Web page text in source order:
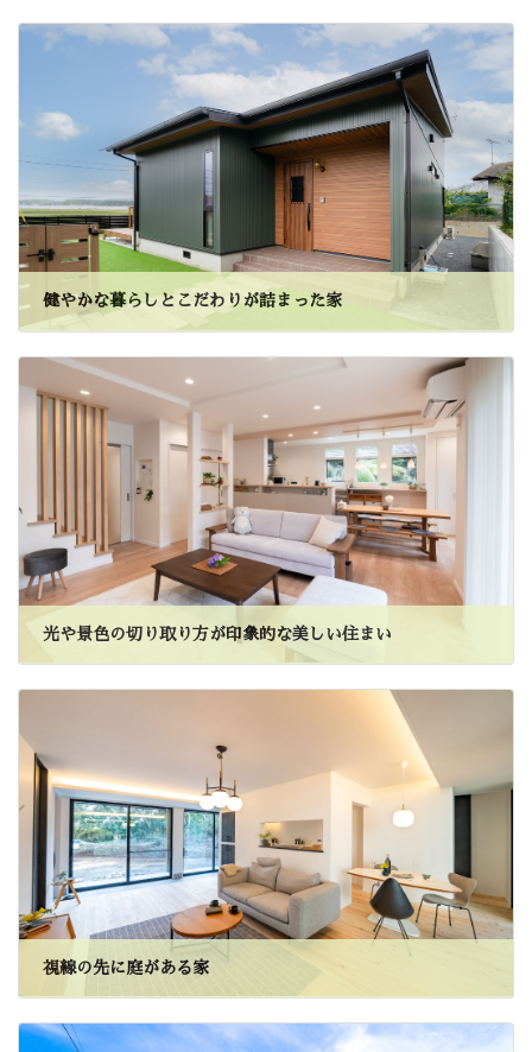
健やかな暮らしとこだわりが詰まった家
光や景色の切り取り方が印象的な美しい住まい
視線の先に庭がある家